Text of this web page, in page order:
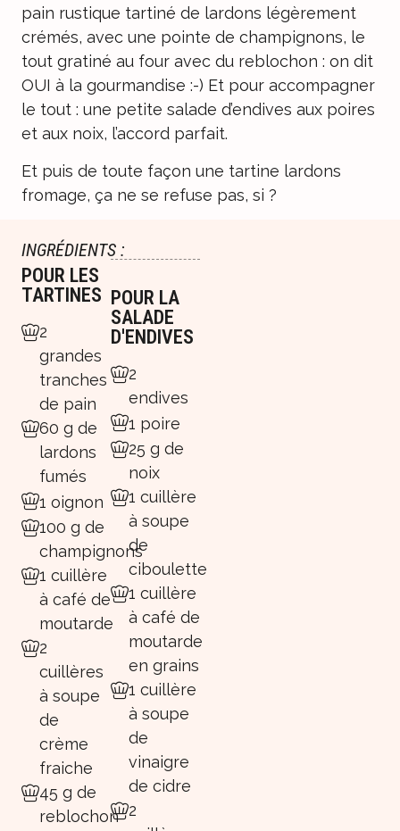
pain rustique tartiné de lardons légèrement
crémés, avec une pointe de champignons, le
tout gratiné au four avec du reblochon : on dit
OUI à la gourmandise :-) Et pour accompagner
le tout : une petite salade d’endives aux poires
et aux noix, l’accord parfait.
Et puis de toute façon une tartine lardons
fromage, ça ne se refuse pas, si ?
INGRÉDIENTS :
POUR LES
TARTINES
2
grandes
tranches
de pain
60 g de
lardons
fumés
1 oignon
100 g de
champignons
1 cuillère
à café de
moutarde
2
cuillères
à soupe
de
crème
fraiche
45 g de
reblochon
POUR LA
SALADE
D'ENDIVES
2
endives
1 poire
25 g de
noix
1 cuillère
à soupe
de
ciboulette
1 cuillère
à café de
moutarde
en grains
1 cuillère
à soupe
de
vinaigre
de cidre
2